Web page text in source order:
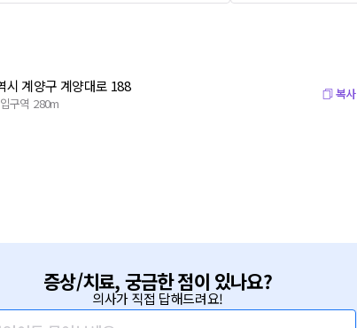
시 계양구 계양대로 188
구역 280m
복사
증상/치료, 궁금한 점이 있나요?
의사가 직접 답해드려요!